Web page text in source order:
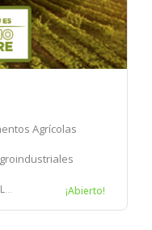
Agrícolas
¡Abierto!